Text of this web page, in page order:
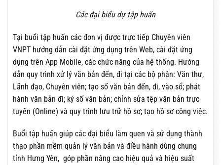
Các đại biểu dự tập huấn
Tại buổi tập huấn các đơn vị được trực tiếp Chuyên viên
VNPT hướng dẫn cài đặt ứng dụng trên Web, cài đặt ứng
dụng trên App Mobile, các chức năng của hệ thống. Hướng
dẫn quy trình xử lý văn bản đến, đi tại các bộ phận: Văn thư,
Lãnh đạo, Chuyên viên; tạo số văn bản đến, đi, vào sổ; phát
hành văn bản đi; ký số văn bản; chỉnh sửa tệp văn bản trực
tuyến (Online) và quy trình lưu trữ hồ sơ; tạo hồ sơ công việc.
Buổi tập huấn giúp các đại biểu làm quen và sử dụng thành
thạo phần mềm quản lý văn bản và điều hành dùng chung
tỉnh Hưng Yên, góp phần nâng cao hiệu quả và hiệu suất